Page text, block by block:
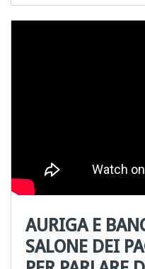
AURIGA E
SALONE DEI